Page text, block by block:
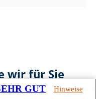
wir für Sie
GUT Hinweise